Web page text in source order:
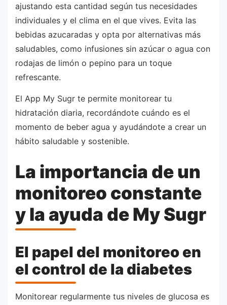
ajustando esta cantidad según tus necesidades
individuales y el clima en el que vives. Evita las
bebidas azucaradas y opta por alternativas más
saludables, como infusiones sin azúcar o agua con
rodajas de limón o pepino para un toque
refrescante.
El App My Sugr te permite monitorear tu
hidratación diaria, recordándote cuándo es el
momento de beber agua y ayudándote a crear un
hábito saludable y sostenible.
La importancia de un
monitoreo constante
y la ayuda de My Sugr
El papel del monitoreo en
el control de la diabetes
Monitorear regularmente tus niveles de glucosa es